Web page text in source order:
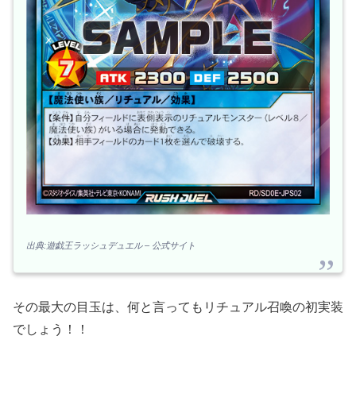
出典:遊戯王ラッシュデュエル – 公式サイト
その最大の目玉は、何と言ってもリチュアル召喚の初実装
でしょう！！